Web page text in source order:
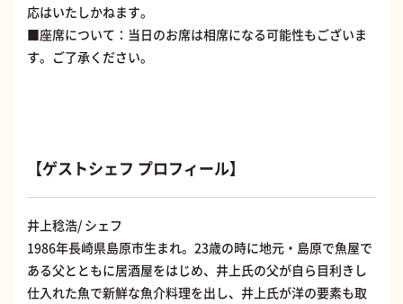
応はいたしかねます。
■座席について：当日のお席は相席になる可能性もございま
す。ご了承ください。
【ゲストシェフ プロフィール】
井上稔浩/ シェフ
1986年長崎県島原市生まれ。23歳の時に地元・島原で魚屋で
ある父とともに居酒屋をはじめ、井上氏の父が自ら目利きし
仕入れた魚で新鮮な魚介料理を出し、井上氏が洋の要素も取